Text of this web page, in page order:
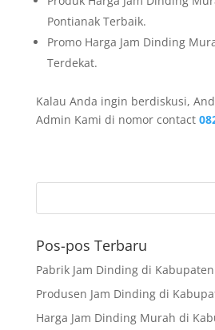
Pontianak Terbaik.
Promo Harga Jam Dinding
Terdekat.
Kalau Anda ingin berdiskusi,
Admin Kami di nomor contact
Pos-pos Terbaru
Pabrik Jam Dinding di
Produsen Jam Dinding di
Harga Jam Dinding Murah di